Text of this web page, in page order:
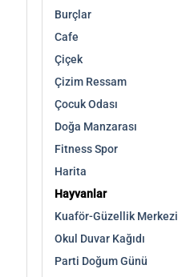
Burçlar
Cafe
Çiçek
Çizim Ressam
Çocuk Odası
Doğa Manzarası
Fitness Spor
Harita
Hayvanlar
Kuaför-Güzellik Merkezi
Okul Duvar Kağıdı
Parti Doğum Günü